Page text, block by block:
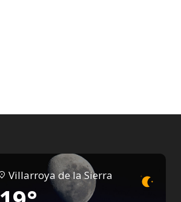
Villarroya de la Sierra